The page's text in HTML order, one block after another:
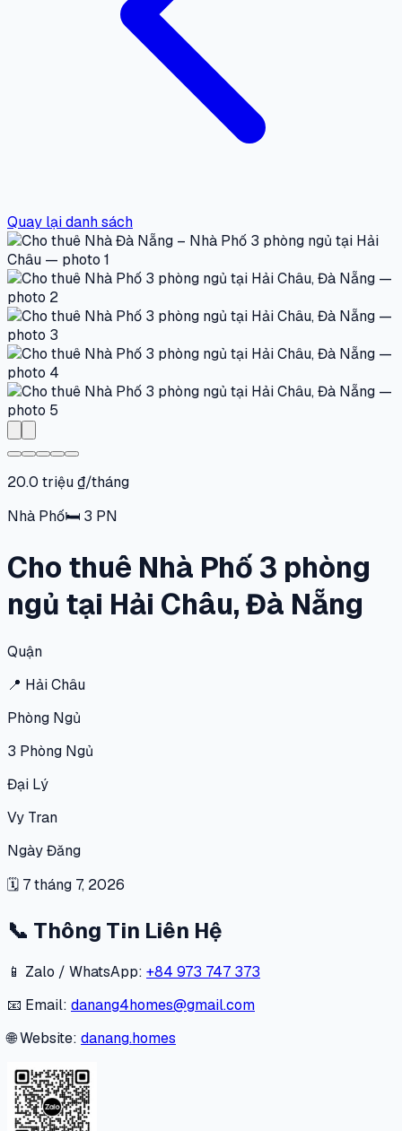
Quay lại danh sách
20.0 triệu ₫/tháng
Nhà Phố🛏 3 PN
Cho thuê Nhà Phố 3 phòng
ngủ tại Hải Châu, Đà Nẵng
Quận
📍 Hải Châu
Phòng Ngủ
3 Phòng Ngủ
Đại Lý
Vy Tran
Ngày Đăng
🗓 7 tháng 7, 2026
📞 Thông Tin Liên Hệ
📱 Zalo / WhatsApp: +84 973 747 373
📧 Email: danang4homes@gmail.com
🌐 Website: danang.homes